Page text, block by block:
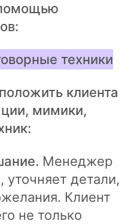
техники
клиента
мимики,
Менеджер
уточняет детали,
Клиент
не только